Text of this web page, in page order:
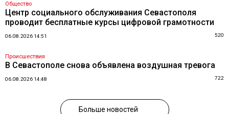
Общество
Центр социального обслуживания Севастополя
проводит бесплатные курсы цифровой грамотности
06.08.2026 14:51 520
Происшествия
В Севастополе снова объявлена воздушная тревога
06.08.2026 14:48 722
Больше новостей